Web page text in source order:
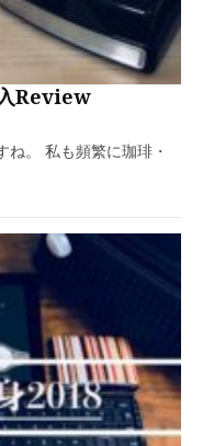
Review
ね。 私も頻繁に珈琲・